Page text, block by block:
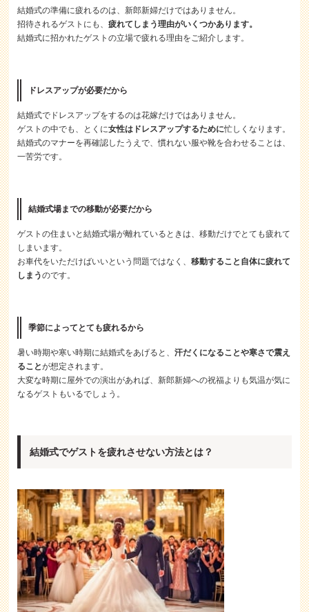
結婚式の準備に疲れるのは、新郎新婦だけではありません。
招待されるゲストにも、疲れてしまう理由がいくつかあります。
結婚式に招かれたゲストの立場で疲れる理由をご紹介します。
ドレスアップが必要だから
結婚式でドレスアップをするのは花嫁だけではありません。
ゲストの中でも、とくに女性はドレスアップするために忙しくなります。
結婚式のマナーを再確認したうえで、慣れない服や靴を合わせることは、
一苦労です。
結婚式場までの移動が必要だから
ゲストの住まいと結婚式場が離れているときは、移動だけでとても疲れて
しまいます。
お車代をいただけばいいという問題ではなく、移動すること自体に疲れて
しまうのです。
季節によってとても疲れるから
暑い時期や寒い時期に結婚式をあげると、汗だくになることや寒さで震え
ることが想定されます。
大変な時期に屋外での演出があれば、新郎新婦への祝福よりも気温が気に
なるゲストもいるでしょう。
結婚式でゲストを疲れさせない方法とは？